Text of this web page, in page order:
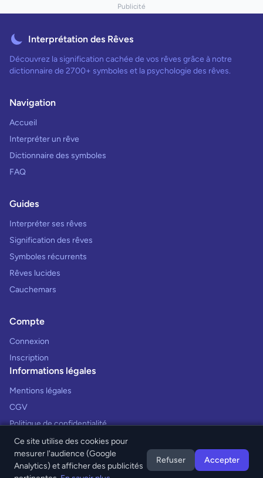
Publicité
Interprétation des Rêves
Découvrez la signification cachée de vos rêves grâce à notre
dictionnaire de 2700+ symboles et la psychologie des rêves.
Navigation
Accueil
Interpréter un rêve
Dictionnaire des symboles
FAQ
Guides
Interpréter ses rêves
Signification des rêves
Symboles récurrents
Rêves lucides
Cauchemars
Compte
Connexion
Inscription
Informations légales
Mentions légales
CGV
Politique de confidentialité
© 2026 Interprétation des Rêves. Tous droits réservés.
Ce site utilise des cookies pour
mesurer l'audience (Google
Analytics) et afficher des publicités
Refuser Accepter